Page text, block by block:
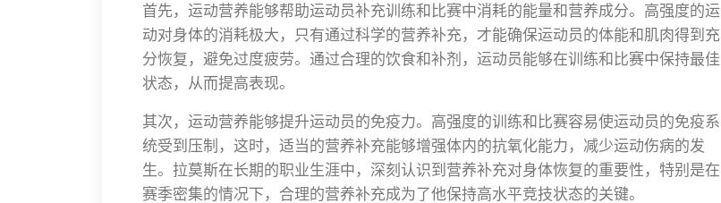
首先，运动营养能够帮助运动员补充训练和比赛中消耗的能量和营养成分。高强度的运
动对身体的消耗极大，只有通过科学的营养补充，才能确保运动员的体能和肌肉得到充
分恢复，避免过度疲劳。通过合理的饮食和补剂，运动员能够在训练和比赛中保持最佳
状态，从而提高表现。
其次，运动营养能够提升运动员的免疫力。高强度的训练和比赛容易使运动员的免疫系
统受到压制，这时，适当的营养补充能够增强体内的抗氧化能力，减少运动伤病的发
生。拉莫斯在长期的职业生涯中，深刻认识到营养补充对身体恢复的重要性，特别是在
赛季密集的情况下，合理的营养补充成为了他保持高水平竞技状态的关键。